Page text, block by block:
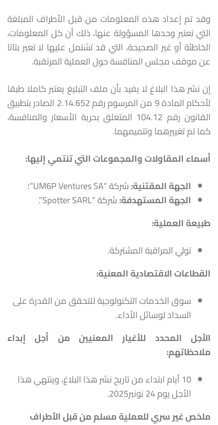
وقد تم إعداد هذه المعلومات من قبل الأطراف المبلغة
التي تعتبر وحدها المسؤولة عنها، ذلك أن كل المعلومات،
الخاطئة أو غير الصحيحة، التي قد تشتمل عليها لا تعبر بتاتا
عن موقف مجلس المنافسة حول العملية المرتقبة.
إن نشر هذا البلاغ لا يفيد بأن ملف التبليغ يعتبر كاملا طبقا
لأحكام المادة 9 من المرسوم رقم 2.14.652 الصادر بتطبيق
القانون رقم 104.12 المتعلق بحرية الأسعار والمنافسة،
كما تم تغييرهما وتتميمهما.
أسماء المقاولات والمجموعات التي تنتمي إليها:
الجهة المقتنية:شركة “UM6P Ventures SA”؛
الجهة المستهدفة:شركة “Spotter SARL”.
طبيعة العملية:
تولي المراقبة المشتركة.
القطاعات الاقتصادية المعنية:
سوق الخدمات التكنولوجية للتحقق من القدرة على
السداد لوسائل الأداء.
الأجل المحدد للأغيار المعنيين من أجل إبداء
ملاحظاتهم:
10 أيام ابتداء من تاريخ نشر هذا البلاغ، وينتهي هذا
الأجل يوم 24 نونبر2025.
ملخص غير سري للعملية مسلم من قبل الأطراف